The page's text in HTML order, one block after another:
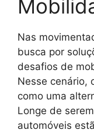
Nas
busca por
desafios de
Nesse cenário,
como uma
Longe de
automóveis